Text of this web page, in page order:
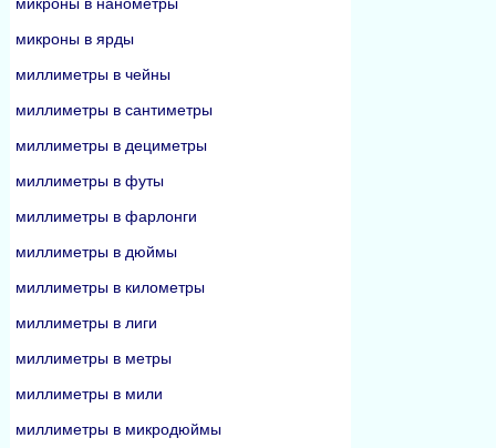
микроны в ярды
миллиметры в чейны
миллиметры в сантиметры
миллиметры в дециметры
миллиметры в футы
миллиметры в фарлонги
миллиметры в дюймы
миллиметры в километры
миллиметры в лиги
миллиметры в метры
миллиметры в мили
миллиметры в микродюймы